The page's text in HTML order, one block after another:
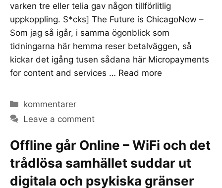
varken tre eller telia gav någon tillförlitlig
uppkoppling. S*cks] The Future is ChicagoNow –
Som jag så igår, i samma ögonblick som
tidningarna här hemma reser betalväggen, så
kickar det igång tusen sådana här Micropayments
for content and services … Read more
Categories
kommentarer
Leave a comment
Offline går Online – WiFi och det
trådlösa samhället suddar ut
digitala och psykiska gränser